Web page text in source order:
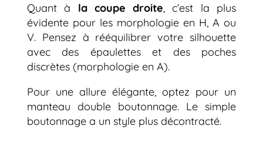
Quant à la coupe droite, c’est la plus
évidente pour les morphologie en H, A ou
V. Pensez à rééquilibrer votre silhouette
avec des épaulettes et des poches
discrètes (morphologie en A).
Pour une allure élégante, optez pour un
manteau double boutonnage. Le simple
boutonnage a un style plus décontracté.